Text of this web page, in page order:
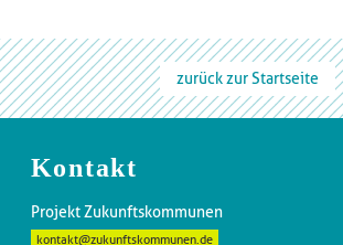
zurück zur Startseite
Kontakt
Projekt Zukunftskommunen
kontakt@zukunftskommunen.de